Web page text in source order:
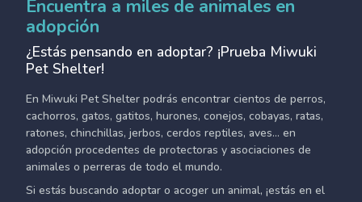
Encuentra a miles de animales en
adopción
¿Estás pensando en adoptar? ¡Prueba Miwuki
Pet Shelter!
En Miwuki Pet Shelter podrás encontrar cientos de perros,
cachorros, gatos, gatitos, hurones, conejos, cobayas, ratas,
ratones, chinchillas, jerbos, cerdos reptiles, aves... en
adopción procedentes de protectoras y asociaciones de
animales o perreras de todo el mundo.
Si estás buscando adoptar o acoger un animal, ¡estás en el